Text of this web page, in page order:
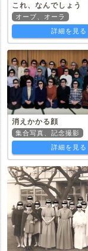
これ、なんでしょう
オーブ、オーラ
詳細を見る
消えかかる顔
集合写真、記念撮影
詳細を見る